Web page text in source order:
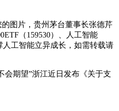
图片，贵州茅台董事长张德芹
（159530）、人工智能
人工智能立异成长，如需转载请
期望”浙江近日发布《关于支